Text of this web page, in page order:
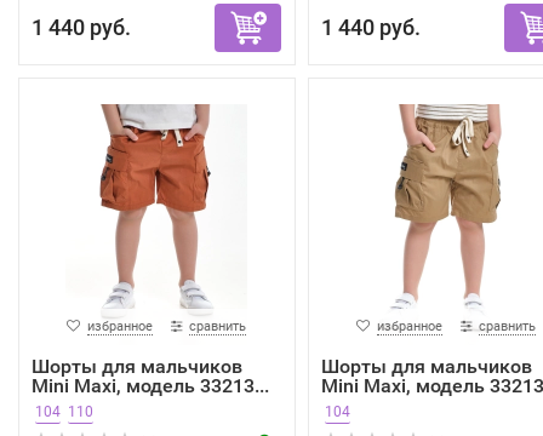
1 440 руб. 1 440 руб.
избранное сравнить
Шорты для мальчиков
Mini Maxi, модель 33213...
104 110
избранное сравнить
Шорты для мальчиков
Mini Maxi, модель
104